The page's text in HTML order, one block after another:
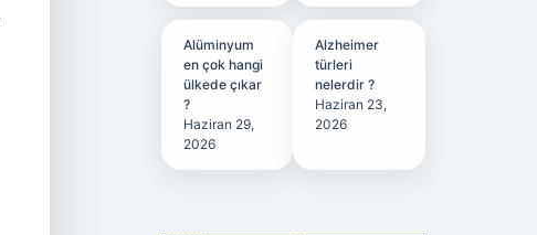
Alüminyum
en çok hangi
ülkede çıkar
?
Haziran 29,
2026
Alzheimer
türleri
nelerdir ?
Haziran 23,
2026